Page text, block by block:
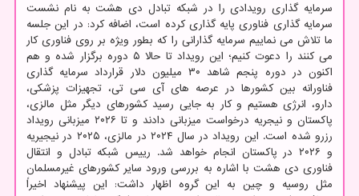
سرمایه گذاری رویدادی را در شبکه تبادل دی هشت به نام نشست
سرمایه گذاری فناوری پایه گذاری کرده است، اضافه کرد: در این جلسه
ما تلاش می نماییم سرمایه گذارانی را که بطور ویژه بر روی فناوری کار
می کنند را دعوت کنیم؛ این رویداد تا حالا ۵ دوره برگزار شده و هم
اکنون در دوره پنجم شاهد ۳۰ میلیون دلار قرارداد سرمایه گذاری
فناورانه بین کشورها در عرصه های آی سی تی، تجهیزات پزشکی،
دارو، انرژی هستیم و کار به جایی رسید کشورهای دیگر مثل مالزی،
پاکستان و نیجریه درخواست میزبانی دادند و تا ۲۰۲۶ میزبانی رویداد
رزرو شده است. این رویداد در سال ۲۰۲۴ در مالزی، ۲۰۲۵ در نیجیریه
و ۲۰۲۶ در پاکستان انجام خواهد شد. رییس شبکه تبادل و انتقال
فناوری دی هشت با اشاره به بررسی ورود سایر کشورهای غیرمسلمان
مثل روسیه و چین به این گروه اظهار داشت: این پیشنهاد اخیراً